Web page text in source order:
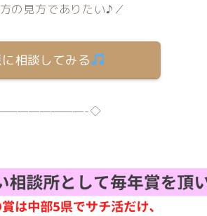
見方でありたい♪／
相談してみる
◇